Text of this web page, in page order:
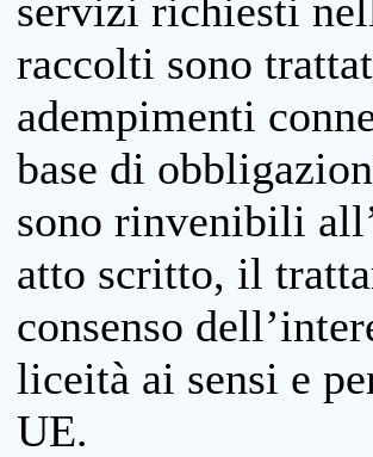
servizi richiesti
raccolti sono
adempimenti
base di
sono rinvenibili
atto scritto, il
consenso
liceità ai sensi e
UE.